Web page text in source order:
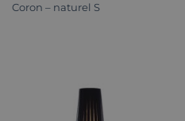
Coron – naturel S